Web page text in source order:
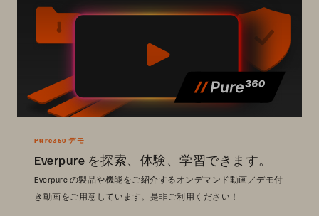
Pure360 デモ
Everpure を探索、体験、学習できます。
Everpure の製品や機能をご紹介するオンデマンド動画／デモ付
き動画をご用意しています。是非ご利用ください！